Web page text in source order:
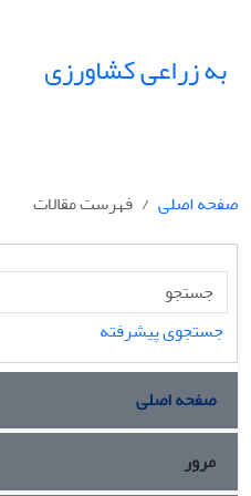
به زراعی کشاورزی
صفحه اصلی
فهرست مقالات
جستجوی پیشرفته
صفحه اصلی
مرور